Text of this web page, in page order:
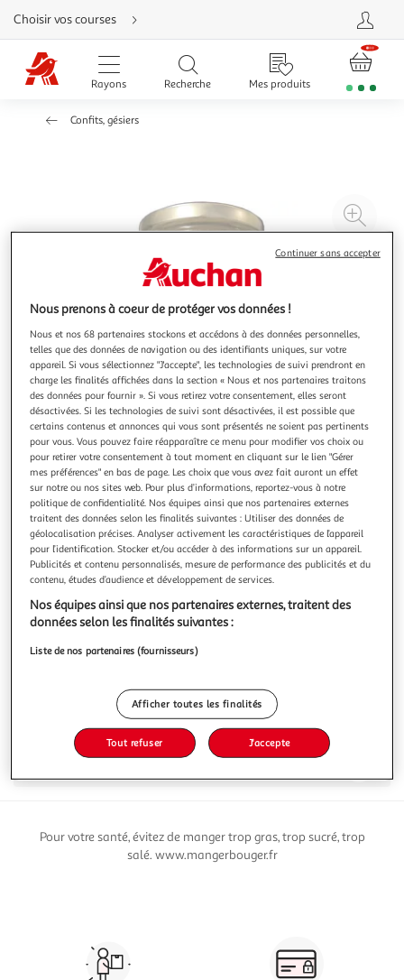
Aller
directement
au
contenu
Aller
directement
Aller
Choisir vos courses
Rayons Recherche Mes produits
Confits, gésiers
à
5.0 (1)
LE VIEUX CHÊNE
Graisse de canard
320g
Afficher le prix
Pour votre santé, évitez de manger trop gras, trop sucré, trop
salé. www.mangerbouger.fr
Nous prenons à coeur de protéger vos données !
Nous et nos 68 partenaires stockons et accédons à des données personnelles,
telles que des données de navigation ou des identifiants uniques, sur votre
appareil. Si vous sélectionnez "J'accepte", les technologies de suivi prendront en
charge les finalités affichées dans la section « Nous et nos partenaires traitons
des données pour fournir ». Si vous retirez votre consentement, elles seront
désactivées. Si les technologies de suivi sont désactivées, il est possible que
certains contenus et annonces qui vous sont présentés ne soient pas pertinents
pour vous. Vous pouvez faire réapparaître ce menu pour modifier vos choix ou
pour retirer votre consentement à tout moment en cliquant sur le lien "Gérer
mes préférences" en bas de page. Les choix que vous avez fait auront un effet
sur notre ou nos sites web. Pour plus d’informations, reportez-vous à notre
politique de confidentialité. Nos équipes ainsi que nos partenaires externes
traitent des données selon les finalités suivantes : Utiliser des données de
géolocalisation précises. Analyser activement les caractéristiques de l’appareil
pour l’identification. Stocker et/ou accéder à des informations sur un appareil.
Publicités et contenu personnalisés, mesure de performance des publicités et du
contenu, études d’audience et développement de services.
Nos équipes ainsi que nos partenaires externes, traitent des
données selon les finalités suivantes :
Liste de nos partenaires (fournisseurs)
Afficher toutes les finalités
Tout refuser J'accepte
Continuer sans accepter